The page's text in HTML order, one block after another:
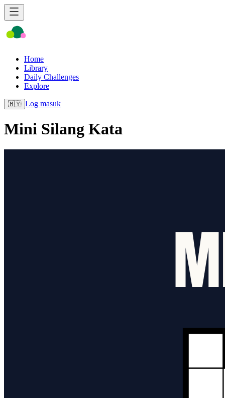
Home
Library
Daily Challenges
Explore
🇲🇾 Log masuk
Mini Silang Kata